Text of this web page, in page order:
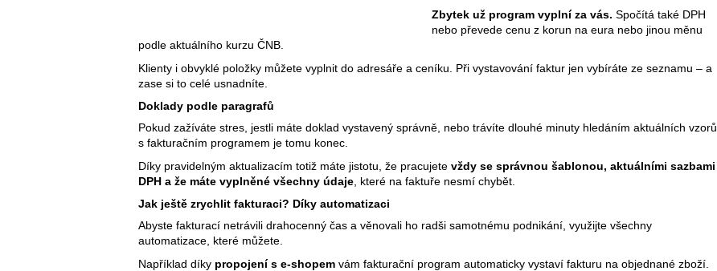
Zbytek už program vyplní za vás. Spočítá také DPH
nebo převede cenu z korun na eura nebo jinou měnu
podle aktuálního kurzu ČNB.
Klienty i obvyklé položky můžete vyplnit do adresáře a ceníku. Při vystavování faktur jen vybíráte ze seznamu – a
zase si to celé usnadníte.
Doklady podle paragrafů
Pokud zažíváte stres, jestli máte doklad vystavený správně, nebo trávíte dlouhé minuty hledáním aktuálních vzorů,
s fakturačním programem je tomu konec.
Díky pravidelným aktualizacím totiž máte jistotu, že pracujete vždy se správnou šablonou, aktuálními sazbami
DPH a že máte vyplněné všechny údaje , které na faktuře nesmí chybět.
Jak ještě zrychlit fakturaci? Díky automatizaci
Abyste fakturací netrávili drahocenný čas a věnovali ho radši samotnému podnikání, využijte všechny
automatizace, které můžete.
Například díky propojení s e-shopem vám fakturační program automaticky vystaví fakturu na objednané zboží.